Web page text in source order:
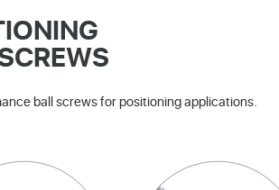
ball screws for positioning applications.